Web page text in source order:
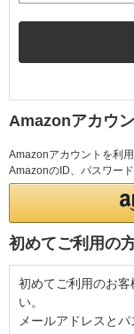
Amazonアカウ
Amazonアカウントを利
AmazonのID、パスワー
初めてご利用の
初めてご利用のお
い。
メールアドレスと